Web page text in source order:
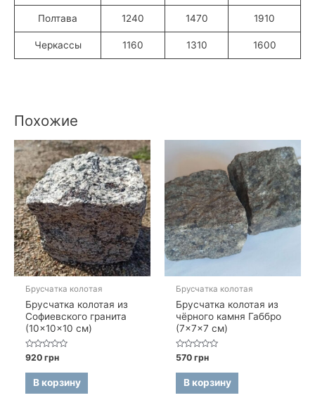
Полтава 1240 1470 1910
Черкассы 1160 1310 1600
Похожие
Брусчатка колотая
Брусчатка колотая из
Софиевского гранита
(10×10×10 см)
Оценка
0
из
920грн
В корзину
Брусчатка колотая
Брусчатка колотая из
чёрного камня Габбро
(7×7×7 см)
Оценка
0
из
570грн
В корзину